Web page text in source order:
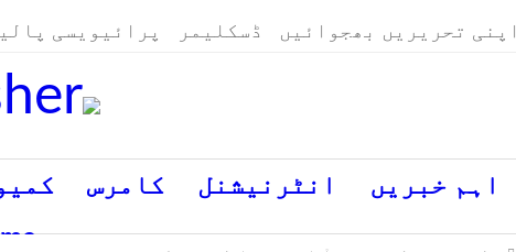
اپنی تحریریں بھجوائیں ڈسکلیمر پرائیویسی
اہم خبریں انٹرنیشنل کامرس